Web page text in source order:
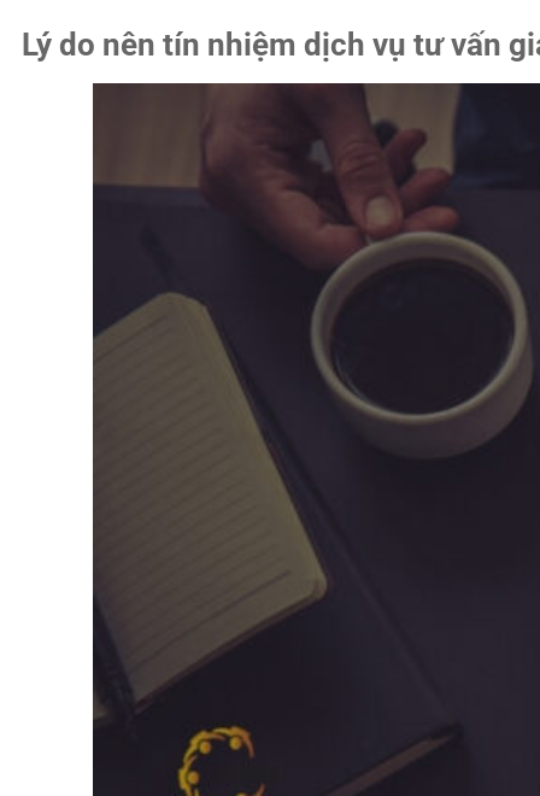
Lý do nên tín nhiệm dịch vụ tư vấn